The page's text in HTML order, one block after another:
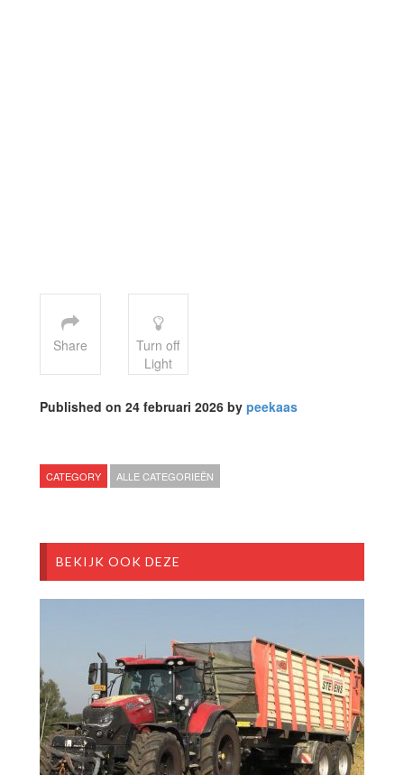
Share
Turn off
Light
Published on 24 februari 2026 by peekaas
CATEGORY ALLE CATEGORIEËN
BEKIJK OOK DEZE